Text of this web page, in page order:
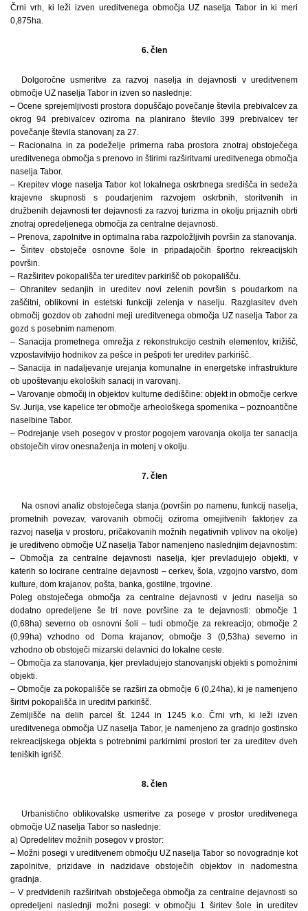
Črni vrh, ki leži izven ureditvenega območja UZ naselja Tabor in ki meri
0,875ha.
6. člen
Dolgoročne usmeritve za razvoj naselja in dejavnosti v ureditvenem
območje UZ naselja Tabor in izven so naslednje:
– Ocene sprejemljivosti prostora dopuščajo povečanje števila prebivalcev za
okrog 94 prebivalcev oziroma na planirano število 399 prebivalcev ter
povečanje števila stanovanj za 27.
– Racionalna in za podeželje primerna raba prostora znotraj obstoječega
ureditvenega območja s prenovo in štirimi razširitvami ureditvenega območja
naselja Tabor.
– Krepitev vloge naselja Tabor kot lokalnega oskrbnega središča in sedeža
krajevne skupnosti s poudarjenim razvojem oskrbnih, storitvenih in
družbenih dejavnosti ter dejavnosti za razvoj turizma in okolju prijaznih obrti
znotraj opredeljenega območja za centralne dejavnosti.
– Prenova, zapolnitve in optimalna raba razpoložljivih površin za stanovanja.
– Širitev obstoječe osnovne šole in pripadajočih športno rekreacijskih
površin.
– Razširitev pokopališča ter ureditev parkirišč ob pokopališču.
– Ohranitev sedanjih in ureditev novi zelenih površin s poudarkom na
zaščitni, oblikovni in estetski funkciji zelenja v naselju. Razglasitev dveh
območij gozdov ob zahodni meji ureditvenega območja UZ naselja Tabor za
gozd s posebnim namenom.
– Sanacija prometnega omrežja z rekonstrukcijo cestnih elementov, križišč,
vzpostavitvijo hodnikov za pešce in pešpoti ter ureditev parkirišč.
– Sanacija in nadaljevanje urejanja komunalne in energetske infrastrukture
ob upoštevanju ekoloških sanacij in varovanj.
– Varovanje območij in objektov kulturne dediščine: objekt in območje cerkve
Sv. Jurija, vse kapelice ter območje arheološkega spomenika – poznoantične
naselbine Tabor.
– Podrejanje vseh posegov v prostor pogojem varovanja okolja ter sanacija
obstoječih virov onesnaženja in motenj v okolju.
7. člen
Na osnovi analiz obstoječega stanja (površin po namenu, funkcij naselja,
prometnih povezav, varovanih območij oziroma omejitvenih faktorjev za
razvoj naselja v prostoru, pričakovanih možnih negativnih vplivov na okolje)
je ureditveno območje UZ naselja Tabor namenjeno naslednjim dejavnostim:
– Območja za centralne dejavnosti naselja, kjer prevladujejo objekti, v
katerih so locirane centralne dejavnosti – cerkev, šola, vzgojno varstvo, dom
kulture, dom krajanov, pošta, banka, gostilne, trgovine.
Poleg obstoječega območja za centralne dejavnosti v jedru naselja so
dodatno opredeljene še tri nove površine za te dejavnosti: območje 1
(0,68ha) severno ob osnovni šoli – tudi območje za rekreacijo; območje 2
(0,99ha) vzhodno od Doma krajanov; območje 3 (0,53ha) severno in
vzhodno ob obstoječi mizarski delavnici do lokalne ceste.
– Območja za stanovanja, kjer prevladujejo stanovanjski objekti s pomožnimi
objekti.
– Območje za pokopališče se razširi za območje 6 (0,24ha), ki je namenjeno
širitvi pokopališča in ureditvi parkirišč.
Zemljišče na delih parcel št. 1244 in 1245 k.o. Črni vrh, ki leži izven
ureditvenega območja UZ naselja Tabor, je namenjeno za gradnjo gostinsko
rekreacijskega objekta s potrebnimi parkirnimi prostori ter za ureditev dveh
teniških igrišč.
8. člen
Urbanistično oblikovalske usmeritve za posege v prostor ureditvenega
območje UZ naselja Tabor so naslednje:
a) Opredelitev možnih posegov v prostor:
– Možni posegi v ureditvenem območju UZ naselja Tabor so novogradnje kot
zapolnitve, prizidave in nadzidave obstoječih objektov in nadomestna
gradnja.
– V predvidenih razširitvah obstoječega območja za centralne dejavnosti so
opredeljeni naslednji možni posegi: v območju 1 širitev šole in ureditev